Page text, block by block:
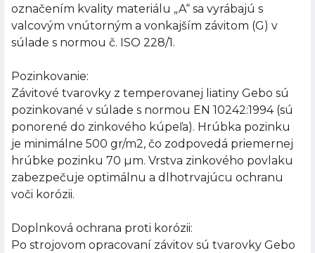
označením kvality materiálu „A“ sa vyrábajú s
valcovým vnútorným a vonkajším závitom (G) v
súlade s normou č. ISO 228/1.
Pozinkovanie:
Závitové tvarovky z temperovanej liatiny Gebo sú
pozinkované v súlade s normou EN 10242:1994 (sú
ponorené do zinkového kúpeľa). Hrúbka pozinku
je minimálne 500 gr/m2, čo zodpovedá priemernej
hrúbke pozinku 70 µm. Vrstva zinkového povlaku
zabezpečuje optimálnu a dlhotrvajúcu ochranu
voči korózii.
Doplnková ochrana proti korózii:
Po strojovom opracovaní závitov sú tvarovky Gebo